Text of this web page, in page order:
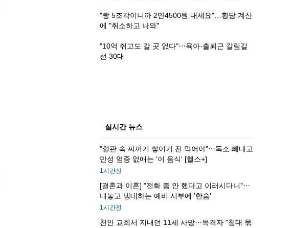
"빵 5조각이니까 2만4500원 내세요"…황당 계산
에 "취소하고 나와"
"10억 쥐고도 갈 곳 없다"⋯육아·출퇴근 갈림길
선 30대
실시간 뉴스
"혈관 속 찌꺼기 쌓이기 전 먹어야"⋯독소 빼내고
만성 염증 없애는 '이 음식' [헬스+]
1시간전
[결혼과 이혼] "전화 좀 안 했다고 이러시다니"⋯
대놓고 냉대하는 예비 시부에 '한숨'
1시간전
천안 교회서 지내던 11세 사망⋯목격자 "침대 묶